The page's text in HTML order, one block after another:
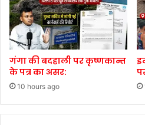
गंगा की बदहाली पर कृष्णकान्त
के पत्र का असर:
10 hours ago